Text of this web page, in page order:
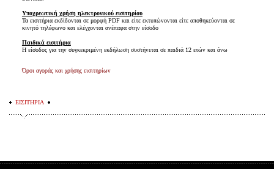
Υποχρεωτική χρήση ηλεκτρονικού εισιτηρίου
Τα εισιτήρια εκδίδονται σε μορφή PDF και είτε εκτυπώνονται είτε αποθηκεύονται σε
κινητό τηλέφωνο και ελέγχονται ανέπαφα στην είσοδο
Παιδικά εισιτήρια
Η είσοδος για την συγκεκριμένη εκδήλωση συστήνεται σε παιδιά 12 ετών και άνω
Όροι αγοράς και χρήσης εισιτηρίων
ΕΙΣΙΤΗΡΙΑ